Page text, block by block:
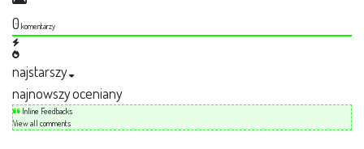
0 komentarzy
najstarszy
najnowszyoceniany
Inline Feedbacks
View all comments